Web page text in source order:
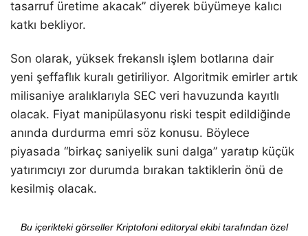
tasarruf üretime akacak” diyerek büyümeye kalıcı
katkı bekliyor.
Son olarak, yüksek frekanslı işlem botlarına dair
yeni şeffaflık kuralı getiriliyor. Algoritmik emirler artık
milisaniye aralıklarıyla SEC veri havuzunda kayıtlı
olacak. Fiyat manipülasyonu riski tespit edildiğinde
anında durdurma emri söz konusu. Böylece
piyasada “birkaç saniyelik suni dalga” yaratıp küçük
yatırımcıyı zor durumda bırakan taktiklerin önü de
kesilmiş olacak.
Bu içerikteki görseller Kriptofoni editoryal ekibi tarafından özel